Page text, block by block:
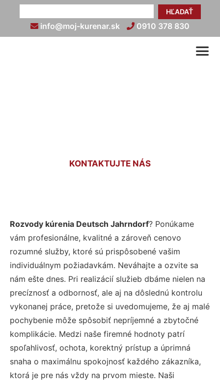
HĽADAŤ
info@moj-kurenar.sk 0910 378 830
KONTAKTUJTE NÁS
Rozvody kúrenia Deutsch Jahrndorf? Ponúkame
vám profesionálne, kvalitné a zároveň cenovo
rozumné služby, ktoré sú prispôsobené vašim
individuálnym požiadavkám. Neváhajte a ozvite sa
nám ešte dnes. Pri realizácií služieb dbáme nielen na
precíznosť a odbornosť, ale aj na dôslednú kontrolu
vykonanej práce, pretože si uvedomujeme, že aj malé
pochybenie môže spôsobiť nepríjemné a zbytočné
komplikácie. Medzi naše firemné hodnoty patrí
spoľahlivosť, ochota, korektný prístup a úprimná
snaha o maximálnu spokojnosť každého zákazníka,
ktorá je pre nás vždy na prvom mieste. Naši